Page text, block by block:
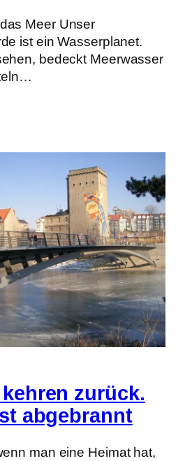
Meer Unser
ist ein Wasserplanet.
bedeckt Meerwasser
zurück.
abgebrannt
man eine Heimat hat,